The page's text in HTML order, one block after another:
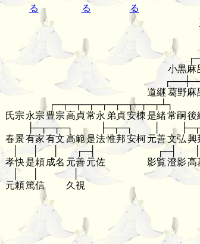
る
る
る
小黒麻
道継葛野麻
┌─┬─┬─┬─┬─┬─┬─┬─┬┴┐
氏宗永宗豊宗高貞常永 弟貞安棟 是緒常嗣 後
├─┬─┬─┐
├─┬─┐
春景有家有文高範是法惟邦安柯元善文弘興
│ ┌─┤ ┌─┤
孝快是頼 成名 元善元佐 影覧澄影高
│
元頼篤信 久視